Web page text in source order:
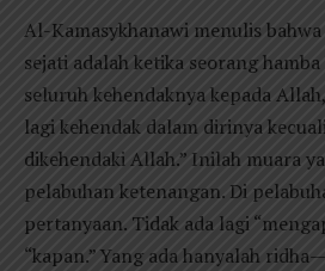
Al-Kamasykhanawi menulis bahwa
sejati adalah ketika seorang
seluruh kehendaknya kepada
lagi kehendak dalam dirinya
dikehendaki Allah.” Inilah muara
pelabuhan ketenangan. Di
pertanyaan. Tidak ada lagi
“kapan.” Yang ada hanyalah